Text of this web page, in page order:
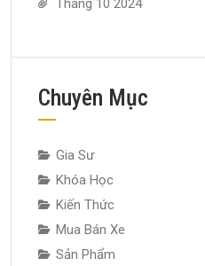
Tháng 10 2024
Chuyên Mục
Gia Sư
Khóa Học
Kiến Thức
Mua Bán Xe
Sản Phẩm